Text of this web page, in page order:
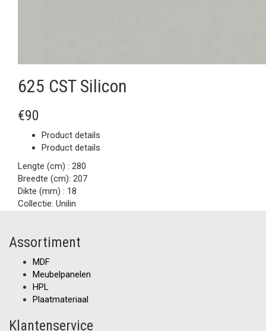
625 CST Silicon
€90
Product details
Product details
Lengte (cm) : 280
Breedte (cm): 207
Dikte (mm) : 18
Collectie: Unilin
Assortiment
MDF
Meubelpanelen
HPL
Plaatmateriaal
Klantenservice